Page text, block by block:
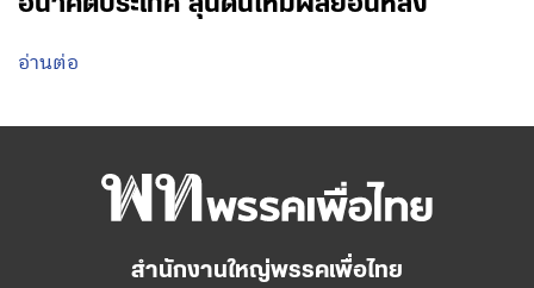
อ่านต่อ
สำนักงานใหญ่พรรคเพื่อไทย